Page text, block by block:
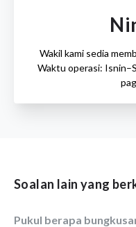
Soalan lain yang
Pukul berapa
Wakil kami sedia
Waktu operasi: